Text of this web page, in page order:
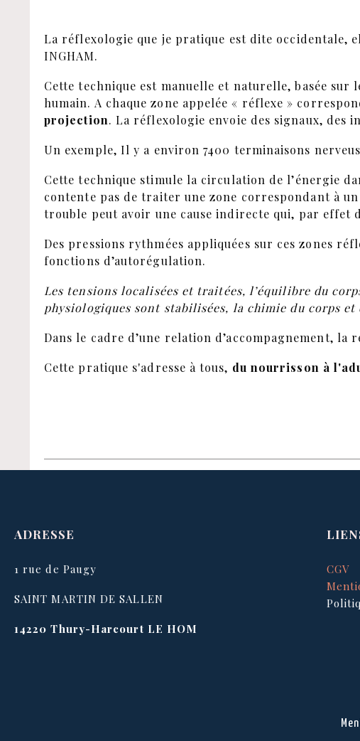
La réflexologie que je pratique est dite occidentale,
INGHAM.
Cette technique est manuelle et naturelle, basée
humain. A chaque zone appelée « réflexe »
projection. La réflexologie envoie des signaux, des
Un exemple, Il y a environ 7400 terminaisons
Cette technique stimule la circulation de l’énergie
contente pas de traiter une zone correspondant à
trouble peut avoir une cause indirecte qui, par effet
Des pressions rythmées appliquées sur ces zones
fonctions d’autorégulation.
Les tensions localisées et traitées, l’équilibre du
physiologiques sont stabilisées, la chimie du corps
Dans le cadre d’une relation d’accompagnement,
Cette pratique s'adresse à tous, du nourrisson à
ADRESSE
1 rue de Paugy
SAINT MARTIN DE SALLEN
14220Thury-Harcourt LE HOM
CGV